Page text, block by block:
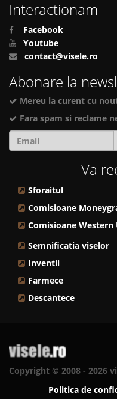
Interactionam
Facebook
Youtube
contact@visele.ro
Abonare la
Mereu la curent cu
Fara spam si reclame
Va
Sforaitul
Comisioane
Comisioane Western
Semnificatia viselor
Inventii
Farmece
Descantece
Copyright © 2008 - 2026
Politica de